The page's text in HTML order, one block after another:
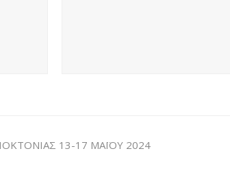
13-17 ΜΑΪΟΥ 2024